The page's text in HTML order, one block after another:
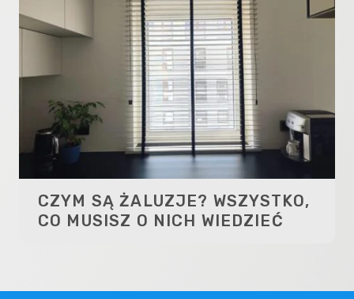
CZYM SĄ ŻALUZJE? WSZYSTKO,
CO MUSISZ O NICH WIEDZIEĆ